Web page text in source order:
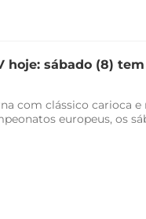
hoje: sábado (8)
com clássico carioca
europeus, os